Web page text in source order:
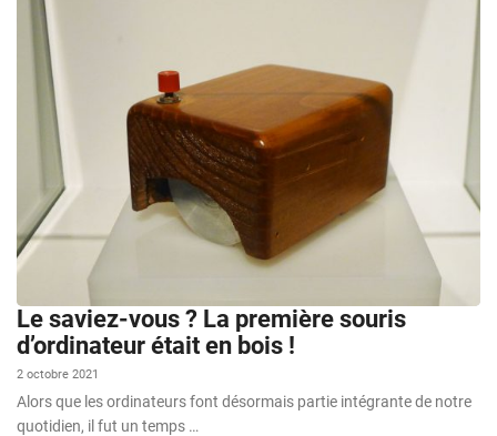
Le saviez-vous ? La première souris
d’ordinateur était en bois !
2 octobre 2021
Alors que les ordinateurs font désormais partie intégrante de notre
quotidien, il fut un temps …